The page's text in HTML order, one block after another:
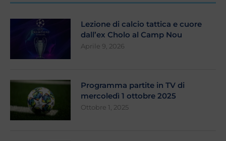
Lezione di calcio tattica e cuore
dall’ex Cholo al Camp Nou
Aprile 9, 2026
Programma partite in TV di
mercoledì 1 ottobre 2025
Ottobre 1, 2025